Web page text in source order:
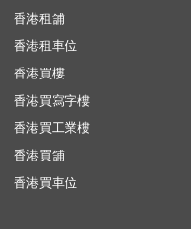
香港租舖
香港租車位
香港買樓
香港買寫字樓
香港買工業樓
香港買舖
香港買車位